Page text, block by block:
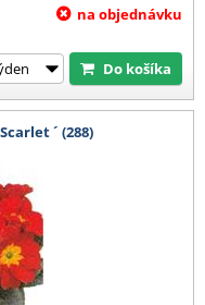
na objednávku
Do košíka
´ (288)